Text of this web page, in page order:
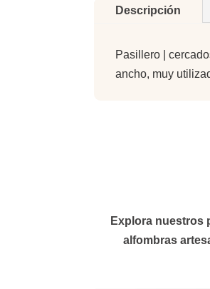
Descripción
Pasillero |
ancho, muy
Explora nuestros
alfombras